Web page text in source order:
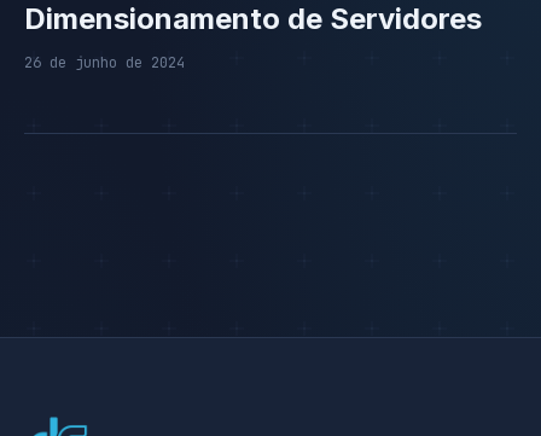
Dimensionamento de Servidores
26 de junho de 2024